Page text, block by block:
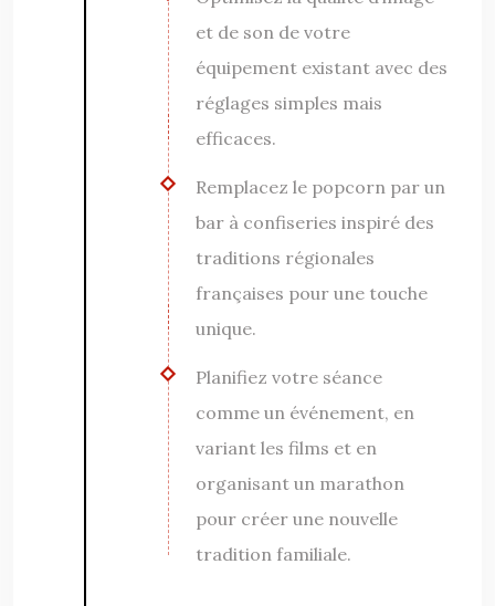
et de son de votre
équipement existant avec des
réglages simples mais
efficaces.
Remplacez le popcorn par un
bar à confiseries inspiré des
traditions régionales
françaises pour une touche
unique.
Planifiez votre séance
comme un événement, en
variant les films et en
organisant un marathon
pour créer une nouvelle
tradition familiale.